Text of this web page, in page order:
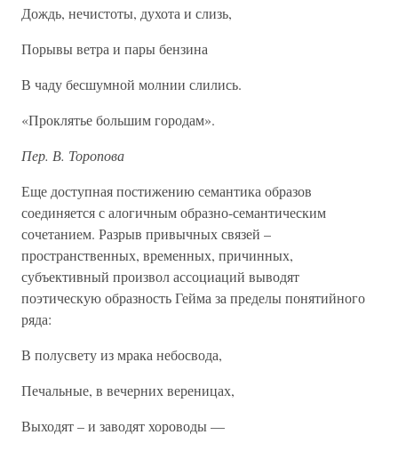
Дождь, нечистоты, духота и слизь,
Порывы ветра и пары бензина
В чаду бесшумной молнии слились.
«Проклятье большим городам».
Пер. В. Торопова
Еще доступная постижению семантика образов
соединяется с алогичным образно-семантическим
сочетанием. Разрыв привычных связей –
пространственных, временных, причинных,
субъективный произвол ассоциаций выводят
поэтическую образность Гейма за пределы понятийного
ряда:
В полусвету из мрака небосвода,
Печальные, в вечерних вереницах,
Выходят – и заводят хороводы —